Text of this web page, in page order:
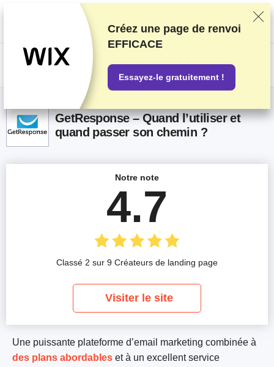
Nous classons nos produits sur la base de tests et de recherches
rigoureux, mais nous tenons également compte de vos commentaires et
des accords commerciaux conclus avec les fournisseurs. Cette page
contient des liens d'affiliation.Information sur la publicité .
US$
GetResponse – Quand l’utiliser et
quand passer son chemin ?
Une puissante plateforme d’email marketing combinée à
des plans abordables et à un excellent service
Notre note
4.7
Classé 2 sur 9 Créateurs de landing page
Visiter le site
Créez une page de renvoi
EFFICACE
Essayez-le gratuitement !